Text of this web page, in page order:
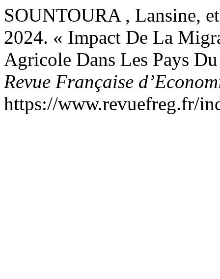
SOUNTOURA , Lansine,
2024. « Impact De La
Agricole Dans Les Pays
Revue Française
https://www.revuefreg.fr/